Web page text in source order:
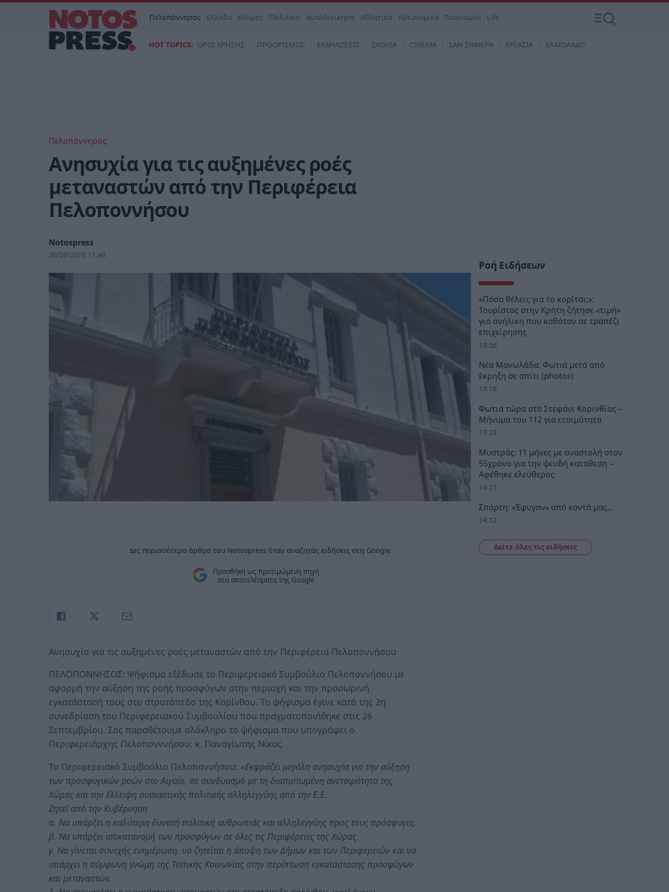
Πελοπόννησος Ελλάδα Κόσμος Πολιτική Αυτοδιοίκηση Αθλητικά Αστυνομικά Τουρισμός Life
HOT TOPICS: ΟΡΟΙ ΧΡΗΣΗΣ ΠΡΟΟΡΙΣΜΟΣ ΕΚΔΗΛΩΣΕΙΣ ΣΧΟΛΙΑ CINEMA ΣΑΝ ΣΗΜΕΡΑ ΕΡΓΑΣΙΑ ΕΛΑΙΟΛΑΔΟ
Πελοπόννησος
Ανησυχία για τις αυξημένες ροές
μεταναστών από την Περιφέρεια
Πελοποννήσου
Notospress
30/09/2019 11:48
Δες περισσότερα άρθρα του Notospress όταν αναζητάς ειδήσεις στη Google
Προσθήκη ως προτιμώμενη πηγή
στα αποτελέσματα της Google
Ανησυχία για τις αυξημένες ροές μεταναστών από την Περιφέρεια Πελοποννήσου
ΠΕΛΟΠΟΝΝΗΣΟΣ: Ψήφισμα εξέδωσε το Περιφερειακό Συμβούλιο Πελοποννήσου με
αφορμή την αύξηση της ροής προσφύγων στην περιοχή και την προσωρινή
εγκατάστασή τους στο στρατόπεδο της Κορίνθου. Το ψήφισμα έγινε κατά της 2η
συνεδρίαση του Περιφερειακού Συμβουλίου που πραγματοποιήθηκε στις 26
Σεπτεμβρίου. Σας παραθέτουμε ολόκληρο το ψήφισμα που υπογράφει ο
Περιφερειάρχης Πελοπονννήσου, κ. Παναγίωτης Νίκας.
Το Περιφερειακό Συμβούλιο Πελοποννήσου: «Εκφράζει μεγάλη ανησυχία για την αύξηση
των προσφυγικών ροών στο Αιγαίο, σε συνδυασμό με τη διαπιστωμένη ανετοιμότητα της
Χώρας και την έλλειψη ουσιαστικής πολιτικής αλληλεγγύης από την Ε.Ε.
Ζητεί από την Κυβέρνηση
α. Να υπάρξει η καλύτερη δυνατή πολιτική ανθρωπιάς και αλληλεγγύης προς τους πρόσφυγες.
β. Να υπάρξει ισοκατανομή των προσφύγων σε όλες τις Περιφέρειες της Χώρας
γ. Να γίνεται συνεχής ενημέρωση, να ζητείται η άποψη των Δήμων και των Περιφερειών και να
υπάρχει η σύμφωνη γνώμη της Τοπικής Κοινωνίας στην περίπτωση εγκατάστασης προσφύγων
και μεταναστών.
Ροή Ειδήσεων
«Πόσα θέλεις για το κορίτσι;»:
Τουρίστας στην Κρήτη ζήτησε «τιμή»
για ανήλικη που καθόταν σε τραπέζι
επιχείρησης
19:56
Νέα Μανωλάδα: Φωτιά μετά από
έκρηξη σε σπίτι (photos)
19:16
Φωτιά τώρα στο Στεφάνι Κορινθίας –
Μήνυμα του 112 για ετοιμότητα
17:28
Μυστράς: 11 μήνες με αναστολή στον
55χρονο για την ψευδή κατάθεση –
Αφέθηκε ελεύθερος
14:21
Σπάρτη: «Έφυγαν» από κοντά μας…
14:12
Δείτε όλες τις ειδήσεις